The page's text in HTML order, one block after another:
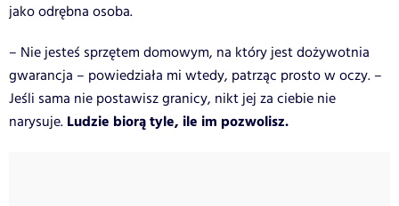
jako odrębna osoba.
– Nie jesteś sprzętem domowym, na który jest dożywotnia
gwarancja – powiedziała mi wtedy, patrząc prosto w oczy. –
Jeśli sama nie postawisz granicy, nikt jej za ciebie nie
narysuje. Ludzie biorą tyle, ile im pozwolisz.